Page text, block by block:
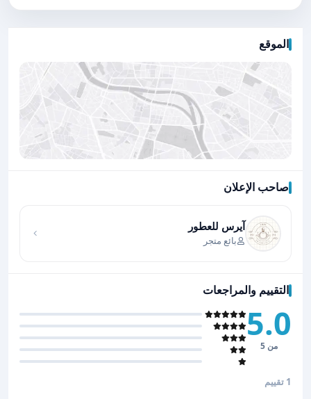
الموقع
صاحب الإعلان
آيرس للعطور
بائع متجر
التقييم والمراجعات
5.0
من 5
1 تقييم